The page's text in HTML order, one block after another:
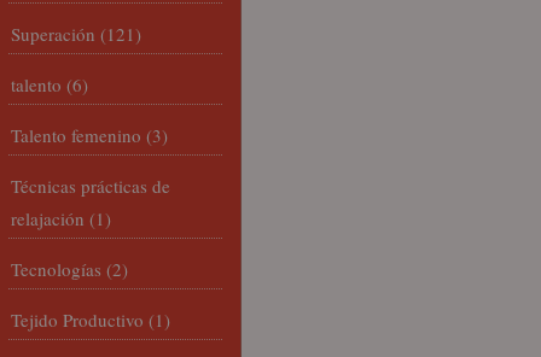
Superación (121)
talento (6)
Talento femenino (3)
Técnicas prácticas de
relajación (1)
Tecnologías (2)
Tejido Productivo (1)